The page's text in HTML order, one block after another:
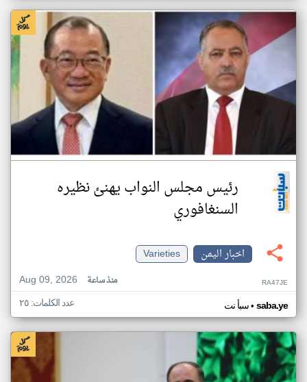
رئيس مجلس النواب يهنئ نظيره
السنغافوري
اخبار اليمن
Varieties
Aug 09, 2026
منذ ساعة RA47JE
سبأ نت• saba.ye عدد الكلمات: ٢٥